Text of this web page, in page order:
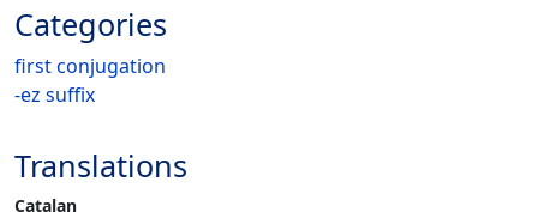
Categories
first conjugation
-ez suffix
Translations
Catalan